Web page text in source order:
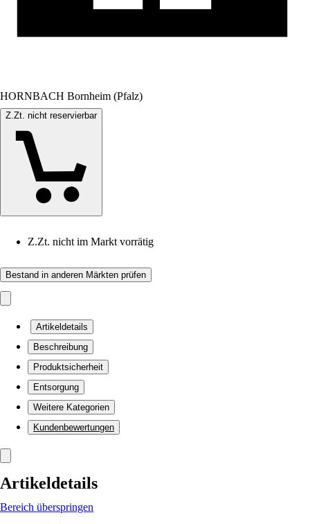
HORNBACH Bornheim (Pfalz)
Z.Zt. nicht reservierbar
Z.Zt. nicht im Markt vorrätig
Bestand in anderen Märkten prüfen
Artikeldetails
Beschreibung
Produktsicherheit
Entsorgung
Weitere Kategorien
Kundenbewertungen
Artikeldetails
Bereich überspringen